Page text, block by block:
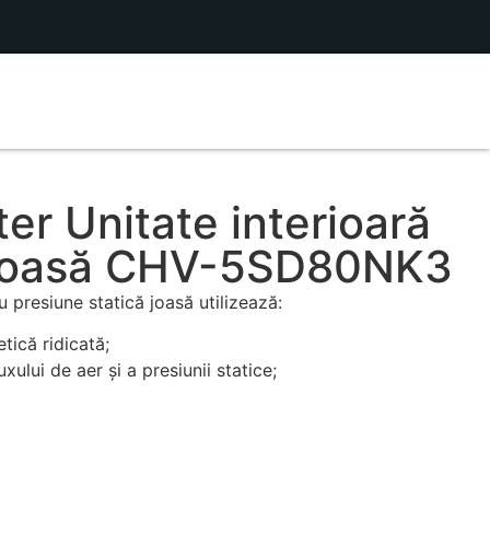
Unitate interioară
CHV-5SD80NK3
presiune statică joasă utilizează:
ridicată;
de aer și a presiunii statice;